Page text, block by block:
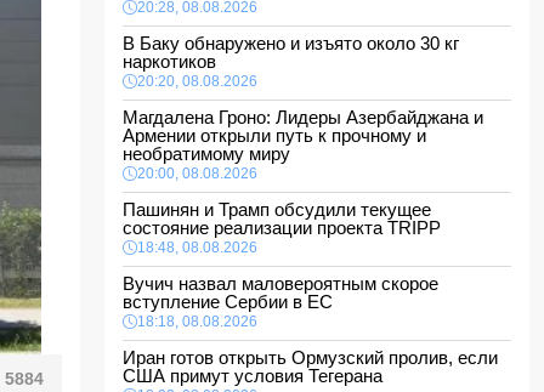
5884
20:28, 08.08.2026
В Баку обнаружено и изъято около 30 кг
наркотиков
20:20, 08.08.2026
Магдалена Гроно: Лидеры Азербайджана и
Армении открыли путь к прочному и
необратимому миру
20:00, 08.08.2026
Пашинян и Трамп обсудили текущее
состояние реализации проекта TRIPP
18:48, 08.08.2026
Вучич назвал маловероятным скорое
вступление Сербии в ЕС
18:18, 08.08.2026
Иран готов открыть Ормузский пролив, если
США примут условия Тегерана